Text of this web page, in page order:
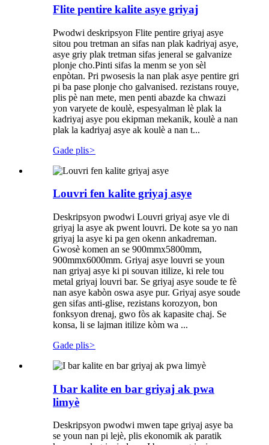
Flite pentire kalite asye griyaj
Pwodwi deskripsyon Flite pentire griyaj asye
sitou pou tretman an sifas nan plak kadriyaj asye,
asye griy plak tretman sifas jeneral se galvanize
plonje cho.Pinti sifas la menm se yon sèl
enpòtan. Pri pwosesis la nan plak asye pentire gri
pi ba pase plonje cho galvanised. rezistans rouye,
plis pè nan mete, men penti abazde ka chwazi
yon varyete de koulè, espesyalman lè plak la
kadriyaj asye pou ekipman mekanik, koulè a ​​nan
plak la kadriyaj asye ak koulè a ​​nan t...
Gade plis>
Louvri fen kalite griyaj asye
Deskripsyon pwodwi Louvri griyaj asye vle di
griyaj la asye ak pwent louvri. De kote sa yo nan
griyaj la asye ki pa gen okenn ankadreman.
Gwosè komen an se 900mmx5800mm,
900mmx6000mm. Griyaj asye louvri se youn
nan griyaj asye ki pi souvan itilize, ki rele tou
metal griyaj louvri bar. Se griyaj asye soude te fè
nan asye kabòn oswa asye pur. Griyaj asye soude
gen sifas anti-glise, rezistans korozyon, bon
fonksyon drenaj, gwo fòs ak kapasite chaj. Se
konsa, li se lajman itilize kòm wa ...
Gade plis>
I bar kalite en bar griyaj ak pwa
limyè
Deskripsyon pwodwi mwen tape griyaj asye ba
se youn nan pi lejè, plis ekonomik ak paratik